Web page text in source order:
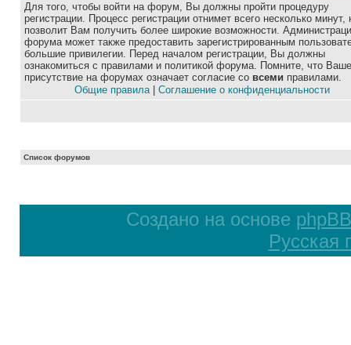
Для того, чтобы войти на форум, Вы должны пройти процедуру
регистрации. Процесс регистрации отнимет всего несколько минут,
позволит Вам получить более широкие возможности.
форума может также предоставить зарегистрированным
большие привилегии. Перед началом регистрации, Вы должны
ознакомиться с правилами и политикой форума. Помните, что Ваше
присутствие на форумах означает согласие со всеми правилами.
Общие правила| Соглашение о конфиденциальности
Список форумов
Создано на основе phpBB
Русская